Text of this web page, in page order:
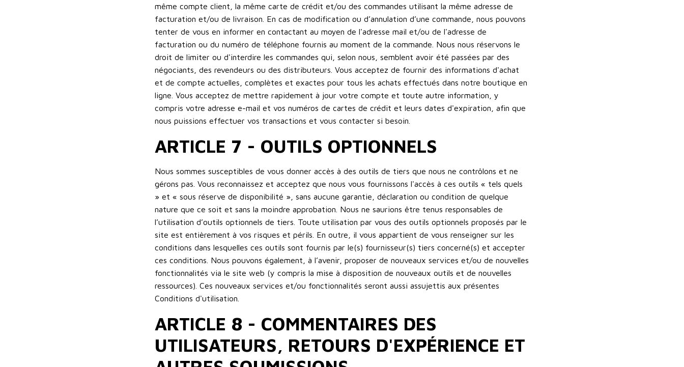
même compte client, la même carte de crédit et/ou des commandes utilisant la même adresse de
facturation et/ou de livraison. En cas de modification ou d’annulation d’une commande, nous pouvons
tenter de vous en informer en contactant au moyen de l'adresse mail et/ou de l'adresse de
facturation ou du numéro de téléphone fournis au moment de la commande. Nous nous réservons le
droit de limiter ou d'interdire les commandes qui, selon nous, semblent avoir été passées par des
négociants, des revendeurs ou des distributeurs. Vous acceptez de fournir des informations d'achat
et de compte actuelles, complètes et exactes pour tous les achats effectués dans notre boutique en
ligne. Vous acceptez de mettre rapidement à jour votre compte et toute autre information, y
compris votre adresse e-mail et vos numéros de cartes de crédit et leurs dates d'expiration, afin que
nous puissions effectuer vos transactions et vous contacter si besoin.
ARTICLE 7 - OUTILS OPTIONNELS
Nous sommes susceptibles de vous donner accès à des outils de tiers que nous ne contrôlons et ne
gérons pas. Vous reconnaissez et acceptez que nous vous fournissons l'accès à ces outils « tels quels
» et « sous réserve de disponibilité », sans aucune garantie, déclaration ou condition de quelque
nature que ce soit et sans la moindre approbation. Nous ne saurions être tenus responsables de
l’utilisation d’outils optionnels de tiers. Toute utilisation par vous des outils optionnels proposés par le
site est entièrement à vos risques et périls. En outre, il vous appartient de vous renseigner sur les
conditions dans lesquelles ces outils sont fournis par le(s) fournisseur(s) tiers concerné(s) et accepter
ces conditions. Nous pouvons également, à l’avenir, proposer de nouveaux services et/ou de nouvelles
fonctionnalités via le site web (y compris la mise à disposition de nouveaux outils et de nouvelles
ressources). Ces nouveaux services et/ou fonctionnalités seront aussi assujettis aux présentes
Conditions d'utilisation.
ARTICLE 8 - COMMENTAIRES DES
UTILISATEURS, RETOURS D'EXPÉRIENCE ET